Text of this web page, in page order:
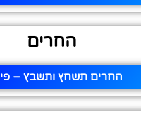
החרים
החרים תשחץ ותשבץ –